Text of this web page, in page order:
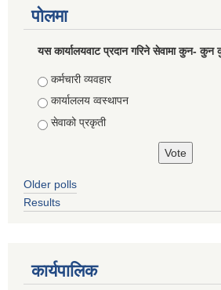
पोलमा
यस कार्यालयवाट प्रदान गरिने सेवामा कुन- कुन
Choices
कर्मचारी व्यवहार
कार्याललय व्वस्थापन
सेवाको प्रकृती
Older polls
Results
कार्यपालिक